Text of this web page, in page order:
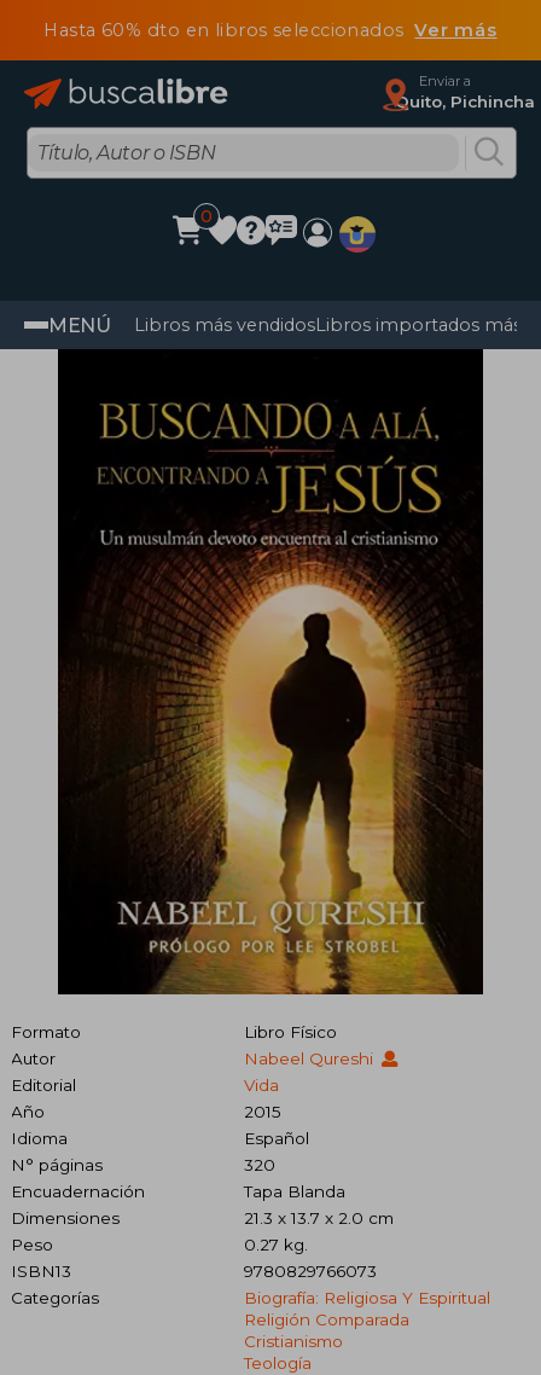
Hasta 60% dto en libros seleccionadosVer más
Enviar a
Quito, Pichincha
0
MENÚ Libros más vendidosLibros importados más
Formato
Libro Físico
Autor
Nabeel Qureshi
Editorial
Vida
Año
2015
Idioma
Español
N° páginas
320
Encuadernación
Tapa Blanda
Dimensiones
21.3 x 13.7 x 2.0 cm
Peso
0.27 kg.
ISBN13
9780829766073
Categorías
Biografía: Religiosa Y Espiritual
Religión Comparada
Cristianismo
Teología